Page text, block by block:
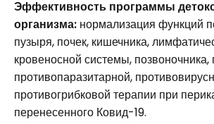
Эффективность программы
организма: нормализация функций
пузыря, почек, кишечника,
кровеносной системы,
противопаразитарной,
противогрибковой терапии при
перенесенного Ковид-19.